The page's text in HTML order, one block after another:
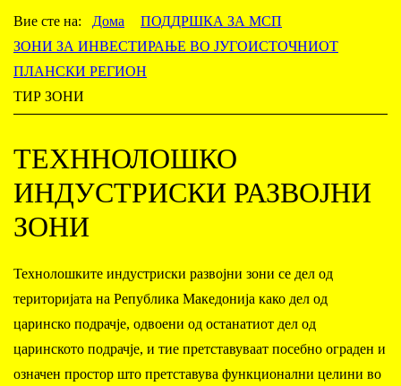
Вие сте на: Дома
ПОДДРШКА ЗА МСП
ЗОНИ ЗА ИНВЕСТИРАЊЕ ВО ЈУГОИСТОЧНИОТ
ПЛАНСКИ РЕГИОН
ТИР ЗОНИ
ТЕХННОЛОШКО
ИНДУСТРИСКИ РАЗВОЈНИ
ЗОНИ
Технолошките индустриски развојни зони се дел од
територијата на Република Македонија како дел од
царинско подрачје, одвоени од останатиот дел од
царинското подрачје, и тие претставуваат посебно ограден и
означен простор што претставува функционални целини во